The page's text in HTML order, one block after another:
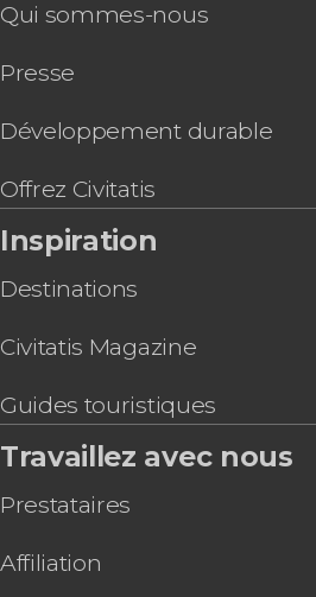
Qui sommes-nous
Presse
Développement durable
Offrez Civitatis
Inspiration
Destinations
Civitatis Magazine
Guides touristiques
Travaillez avec nous
Prestataires
Affiliation